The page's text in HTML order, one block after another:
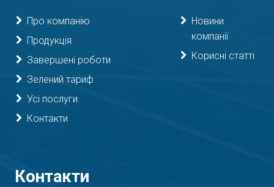
Про компанію
Продукція
Завершені роботи
Зелений тариф
Усі послуги
Контакти
Новини
компанії
Корисні статті
Контакти